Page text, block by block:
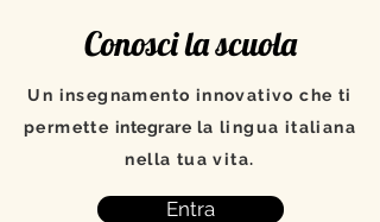
Conosci la scuola
Un insegnamento innovativo che ti
permette integrare la lingua italiana
nella tua vita.
Entra